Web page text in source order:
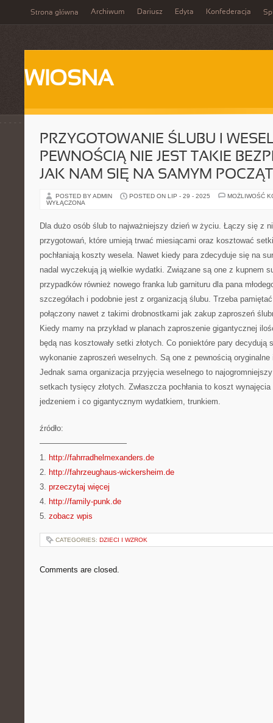
Strona główna Archiwum Dariusz Edyta Konfederacja
WIOSNA
PRZYGOTOWANIE ŚLUBU I
PEWNOŚCIĄ NIE JEST TAKIE
JAK NAM SIĘ NA SAMYM
POSTED BY ADMIN POSTED ON LIP - 29 - 2025
MOŻLIWOŚĆ
WYŁĄCZONA
Dla dużo osób ślub to najważniejszy dzień w życiu. Łączy się z
przygotowań, które umieją trwać miesiącami oraz kosztować
pochłaniają koszty wesela. Nawet kiedy para zdecyduje się na
nadal wyczekują ją wielkie wydatki. Związane są one z kupnem
przypadków również nowego franka lub garnituru dla pana
szczegółach i podobnie jest z organizacją ślubu. Trzeba
połączony nawet z takimi drobnostkami jak zakup zaproszeń
Kiedy mamy na przykład w planach zaproszenie gigantycznej
będą nas kosztowały setki złotych. Co poniektóre pary decydują
wykonanie zaproszeń weselnych. Są one z pewnością
Jednak sama organizacja przyjęcia weselnego to
setkach tysięcy złotych. Zwłaszcza pochłania to koszt
jedzeniem i co gigantycznym wydatkiem, trunkiem.
źródło:
———————————
1. http://fahrradhelmexanders.de
2. http://fahrzeughaus-wickersheim.de
3. przeczytaj więcej
4. http://family-punk.de
5. zobacz wpis
CATEGORIES: DZIECI I WZROK
Comments are closed.